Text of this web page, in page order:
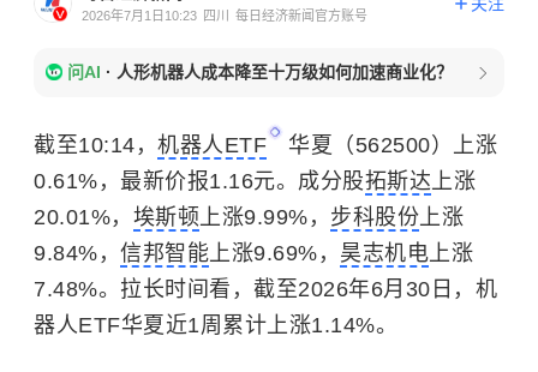
2026年7月1日10:23 四川 每日经济新闻官方账号
问AI · 人形机器人成本降至十万级如何加速商业化？
截至10:14， 机器人ETF
华夏（562500）上涨
0.61%，最新价报1.16元。成分股拓斯达上涨
20.01%， 埃斯顿上涨9.99%， 步科股份上涨
9.84%， 信邦智能上涨9.69%， 昊志机电上涨
7.48%。拉长时间看，截至2026年6月30日，机
器人ETF华夏近1周累计上涨1.14%。